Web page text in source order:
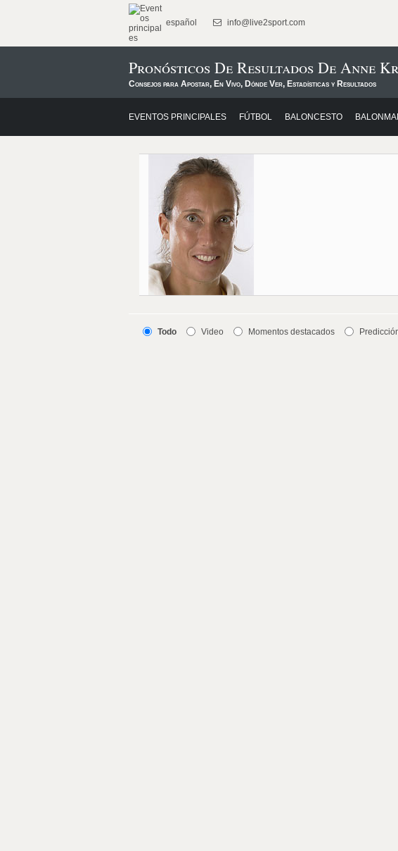
español info@live2sport.com
Pronósticos De Resultados De Anne
Consejos para Apostar, En Vivo, Dónde Ver, Estadísticas y Resultados
EVENTOS PRINCIPALES FÚTBOL BALONCESTO
Todo Video Momentos destacados